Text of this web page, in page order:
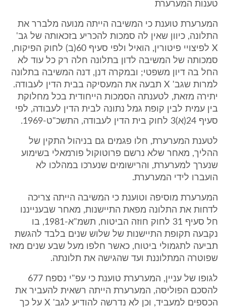
טענות המערערת
המערערת טוענת כי המשיבה הייתה מנועה מלברר את
התלונה, כיוון שאין לה סמכות להכריע בזכאותה של גב'
X לפיצויי פיטורין, הואיל ולפי סעיף 60(ב) לחוק הפיקוח,
סמכותה של המשיבה לדון בתלונה חלה רק כל עוד לא
החל בה דיון משפטי; ובמקרה דנן, דנה המשיבה בתלונה
למרות שגב' X תבעה את המעסיקה בבית הדין לעבודה.
יתירה מזאת, לטענתה הסמכות הייחודית בכל מחלוקת
בין עמית לבין קופת גמל נתונה לבית הדין לעבודה, לפי
סעיף 24(א)3 לחוק בית הדין לעבודה, התשכ"ט-1969.
לטענת המערערת, חלו פגמים גם בניהול התקין של
ההליך, מאחר שלא נרשם פרוטוקול פורמאלי בשימוע
שנערך למערערת, והרישומים שנערכו במהלכו לא
הועברו לידי המערערת.
המערערת מוסיפה וטוענת כי המשיבה הייתה צריכה
לדחות את התלונה מפאת התיישנות, מאחר שבענייננו
חל סעיף 31 לחוק חוזה הביטוח, תשמ"א-1981, בו
נקבעה תקופת התיישנות של שלוש שנים בלבד להגשת
תביעה לתגמולי ביטוח, כאשר חלפו מעל שבע שנים מאז
שפוטרה המתלוננת ועד שהגישה את תלונתה.
לגופו של עניין, המערערת טוענת כי עפ"י נספח 677
להסכם הפוליסה, המערערת הייתה רשאית להעביר את
הכספים למעביד, וכן לא נדרשה להודיע לגב' X על כך